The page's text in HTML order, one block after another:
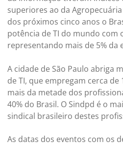
superiores ao da
dos próximos cinco anos o
potência de TI do mundo com
representando mais de 5% da
A cidade de São Paulo abriga
de TI, que empregam cerca
mais da metade dos
40% do Brasil. O Sindpd é o
sindical brasileiro destes
As datas dos eventos com os